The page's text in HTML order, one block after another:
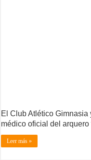
El Club Atlético
médico oficial del
Leer más »